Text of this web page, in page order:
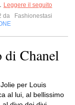
Leggere il seguito
da
Fashionestasi
Chanel
per Louis
al lui, al bellissimo